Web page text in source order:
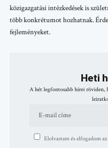
közigazgatási intézkedések is
több konkrétumot hozhatnak.
fejleményeket.
Heti
A hét legfontosabb hírei röviden,
Elolvastam és elfogadom